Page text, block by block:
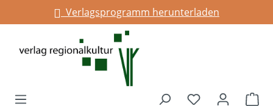
springenVerlagsprogramm herunterladen
Du hast 0